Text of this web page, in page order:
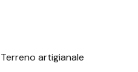
Terreno artigianale